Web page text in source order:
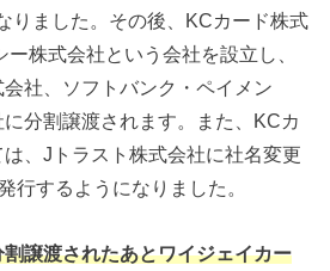
りました。その後、KCカード株式
株式会社という会社を設立し、
社、ソフトバンク・ペイメン
に分割譲渡されます。また、KCカ
、Jトラスト株式会社に社名変更
行するようになりました。
譲渡されたあとワイジェイカー